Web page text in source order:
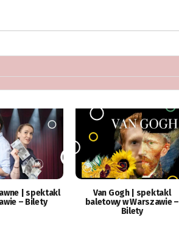
| spektakl
– Bilety
Van Gogh | spektakl
baletowy w Warszawie –
Bilety